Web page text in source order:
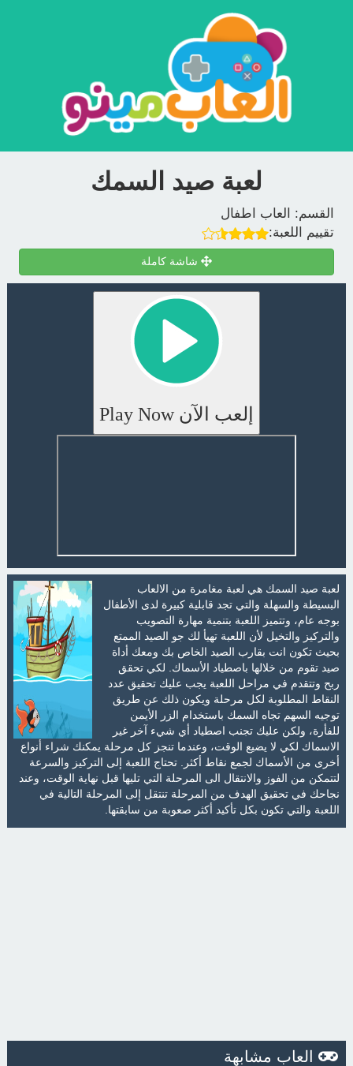
لعبة صيد السمك
القسم:
العاب اطفال
تقييم اللعبة:
شاشة كاملة
إلعب الآن Play Now
لعبة صيد السمك هي لعبة مغامرة من الالعاب
البسيطة والسهلة والتي تجد قابلية كبيرة لدى الأطفال
بوجه عام، وتتميز اللعبة بتنمية مهارة التصويب
والتركيز والتخيل لأن اللعبة تهيأ لك جو الصيد الممتع
بحيث تكون انت بقارب الصيد الخاص بك ومعك أداة
صيد تقوم من خلالها باصطياد الأسماك. لكي تحقق
ربح وتتقدم في مراحل اللعبة يجب عليك تحقيق عدد
النقاط المطلوبة لكل مرحلة ويكون ذلك عن طريق
توجيه السهم تجاه السمك باستخدام الزر الأيمن
للفأرة، ولكن عليك تجنب اصطياد أي شيء آخر غير
الاسماك لكي لا يضيع الوقت، وعندما تنجز كل مرحلة يمكنك شراء أنواع
أخرى من الأسماك لجمع نقاط أكثر. تحتاج اللعبة إلى التركيز والسرعة
لتتمكن من الفوز والانتقال الى المرحلة التي تليها قبل نهاية الوقت، وعند
نجاحك في تحقيق الهدف من المرحلة تنتقل إلى المرحلة التالية في
اللعبة والتي تكون بكل تأكيد أكثر صعوبة من سابقتها.
العاب مشابهة